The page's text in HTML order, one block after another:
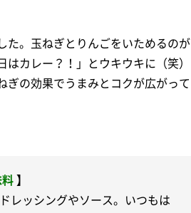
た。玉ねぎとりんごをいためるのが
カレー？！」とウキウキに（笑）
ぎの効果でうまみとコクが広がって
料 】
レッシングやソース。いつもは